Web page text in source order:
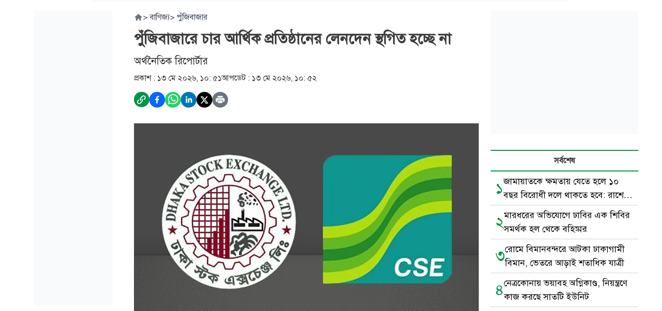
> বাণিজ্য> পুঁজিবাজার
পুঁজিবাজারে চার আর্থিক প্রতিষ্ঠানের লেনদেন স্থগিত হচ্ছে না
অর্থনৈতিক রিপোর্টার
প্রকাশ : ১৩ মে ২০২৬, ১০: ৫১আপডেট : ১৩ মে ২০২৬, ১০: ৫২
সর্বশেষ
১জামায়াতকে ক্ষমতায় যেতে হলে ১০
বছর বিরোধী দলে থাকতে হবে: রাশেদ
খাঁন
২মারধরের অভিযোগে ঢাবির এক শিবির
সমর্থক হল থেকে বহিষ্কার
৩রোমে বিমানবন্দরে আটকা ঢাকাগামী
বিমান, ভেতরে আড়াই শতাধিক যাত্রী
৪নেত্রকোনায় ভয়াবহ অগ্নিকাণ্ড, নিয়ন্ত্রণে
কাজ করছে সাতটি ইউনিট